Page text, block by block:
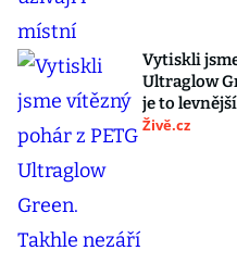
Vytiskli
Ultraglow
je to
Živě.cz